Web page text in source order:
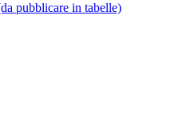
pubblicare in tabelle)